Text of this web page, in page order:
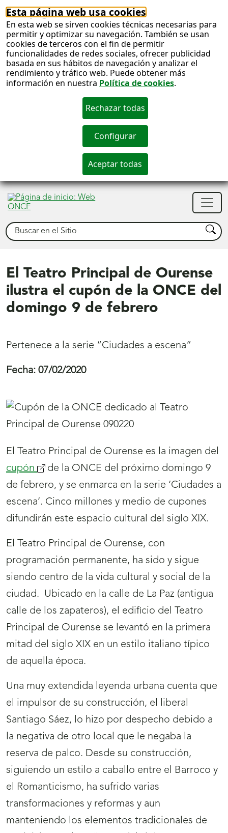
Esta página web usa cookies
En esta web se sirven cookies técnicas necesarias para
permitir y optimizar su navegación. También se usan
cookies de terceros con el fin de permitir
funcionalidades de redes sociales, ofrecer publicidad
basada en sus hábitos de navegación y analizar el
rendimiento y tráfico web. Puede obtener más
información en nuestra Política de cookies.
Buscar Buscar
El Teatro Principal de Ourense
ilustra el cupón de la ONCE del
domingo 9 de febrero
Pertenece a la serie “Ciudades a escena”
Fecha: 07/02/2020
El Teatro Principal de Ourense es la imagen del
cupón
de la ONCE del próximo domingo 9
de febrero, y se enmarca en la serie ‘Ciudades a
escena’. Cinco millones y medio de cupones
difundirán este espacio cultural del siglo XIX.
El Teatro Principal de Ourense, con
programación permanente, ha sido y sigue
siendo centro de la vida cultural y social de la
ciudad. Ubicado en la calle de La Paz (antigua
calle de los zapateros), el edificio del Teatro
Principal de Ourense se levantó en la primera
mitad del siglo XIX en un estilo italiano típico
de aquella época.
Una muy extendida leyenda urbana cuenta que
el impulsor de su construcción, el liberal
Santiago Sáez, lo hizo por despecho debido a
la negativa de otro local que le negaba la
reserva de palco. Desde su construcción,
siguiendo un estilo a caballo entre el Barroco y
el Romanticismo, ha sufrido varias
transformaciones y reformas y aun
manteniendo los elementos tradicionales de